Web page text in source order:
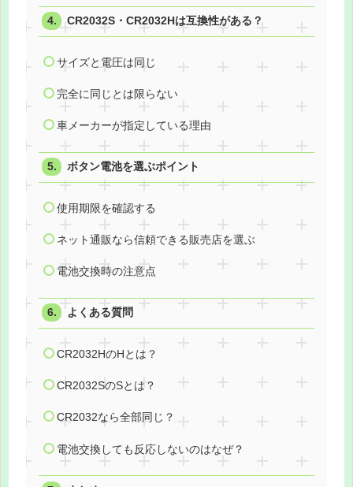
CR2032S・CR2032Hは互換性がある？
サイズと電圧は同じ
完全に同じとは限らない
車メーカーが指定している理由
ボタン電池を選ぶポイント
使用期限を確認する
ネット通販なら信頼できる販売店を選ぶ
電池交換時の注意点
よくある質問
CR2032HのHとは？
CR2032SのSとは？
CR2032なら全部同じ？
電池交換しても反応しないのはなぜ？